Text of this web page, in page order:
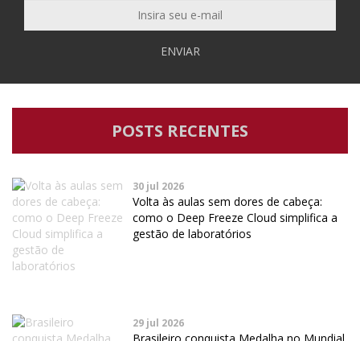
ENVIAR
POSTS RECENTES
30 jul 2026
Volta às aulas sem dores de cabeça:
como o Deep Freeze Cloud simplifica a
gestão de laboratórios
29 jul 2026